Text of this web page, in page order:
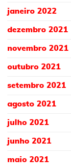
janeiro 2022
dezembro 2021
novembro 2021
outubro 2021
setembro 2021
agosto 2021
julho 2021
junho 2021
maio 2021